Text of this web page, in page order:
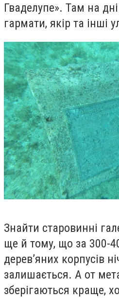
Гваделупе». Там на
гармати, якір та інші
Знайти старовинні
ще й тому, що за 300-
дерев’яних корпусів
залишається. А от
зберігаються краще,